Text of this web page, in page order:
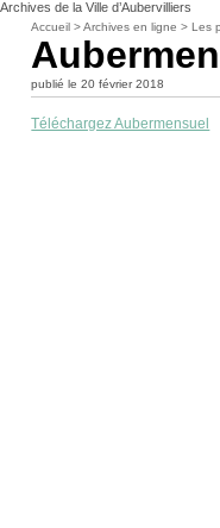
Archives de la Ville d’Aubervilliers
Accueil >Archives en ligne >Les
publié le 20 février 2018
Téléchargez Aubermensuel